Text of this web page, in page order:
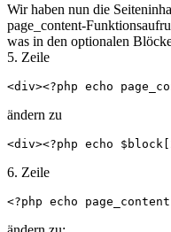
Wir haben nun die
page_content-
was in den optionalen
5. Zeile
<div><?php echo
ändern zu
<div><?php echo
6. Zeile